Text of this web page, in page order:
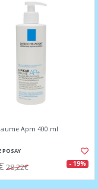
Apm 400 ml
POSAY
28,22€ - 19%